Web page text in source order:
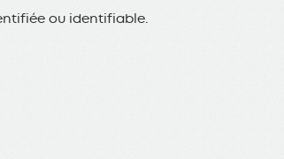
ou identifiable.